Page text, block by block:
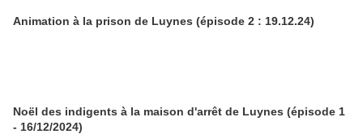
Animation à la prison de Luynes (épisode 2 : 19.12.24)
Noël des indigents à la maison d'arrêt de Luynes (épisode 1
- 16/12/2024)